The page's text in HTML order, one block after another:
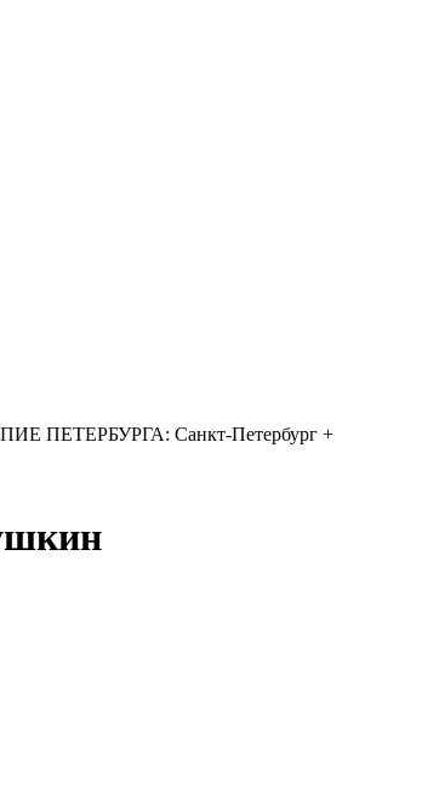
ПЕТЕРБУРГА: Санкт-Петербург +